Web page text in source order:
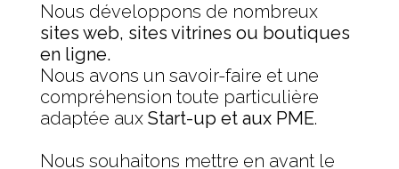
Nous développons de nombreux
sites web, sites vitrines ou boutiques
en ligne.
Nous avons un savoir-faire et une
compréhension toute particulière
adaptée aux Start-up et aux PME.
Nous souhaitons mettre en avant le